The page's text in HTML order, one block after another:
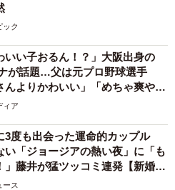
ック
いい子おるん！？」大阪出身の
が話題…父は元プロ野球選手
んよりかわいい」「めちゃ爽や
ィア
3度も出会った運命的カップル
い「ジョージアの熱い夜」に「も
」藤井が猛ツッコミ連発【新婚さ
ース